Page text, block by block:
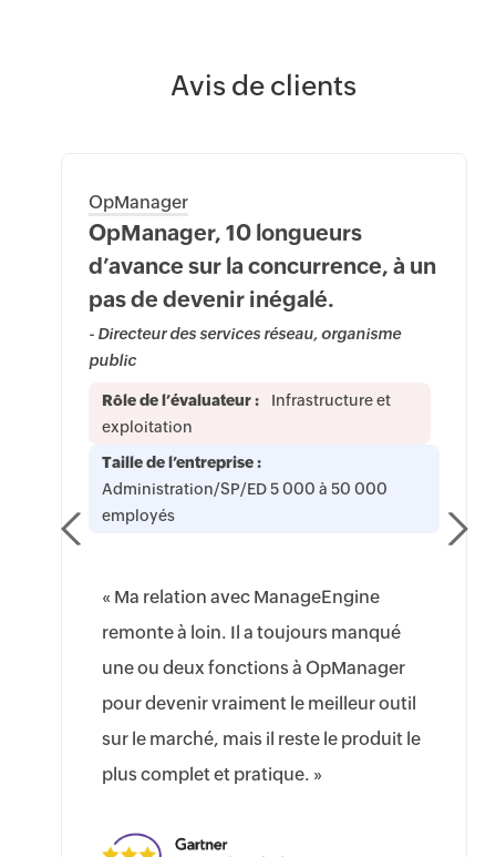
Avis de clients
OpManager
OpManager, 10 longueurs
d’avance sur la concurrence, à un
pas de devenir inégalé.
- Directeur des services réseau, organisme
public
Rôle de l’évaluateur :
Infrastructure et
exploitation
Taille de l’entreprise :
Administration/SP/ED 5 000 à 50 000
employés
« Ma relation avec ManageEngine
remonte à loin. Il a toujours manqué
une ou deux fonctions à OpManager
pour devenir vraiment le meilleur outil
sur le marché, mais il reste le produit le
plus complet et pratique. »